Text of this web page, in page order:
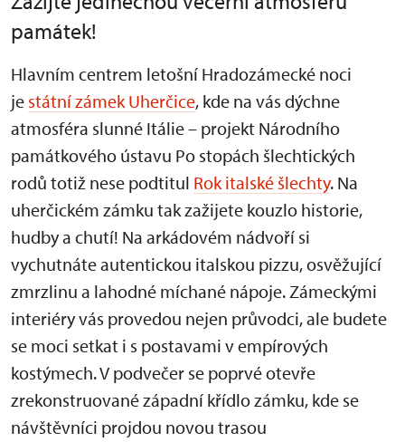
památek!
Hlavním centrem letošní Hradozámecké noci
je státní zámek Uherčice, kde na vás dýchne
atmosféra slunné Itálie – projekt Národního
památkového ústavu Po stopách šlechtických
rodů totiž nese podtitul Rok italské šlechty. Na
uherčickém zámku tak zažijete kouzlo historie,
hudby a chutí! Na arkádovém nádvoří si
vychutnáte autentickou italskou pizzu, osvěžující
zmrzlinu a lahodné míchané nápoje. Zámeckými
interiéry vás provedou nejen průvodci, ale budete
se moci setkat i s postavami v empírových
kostýmech. V podvečer se poprvé otevře
zrekonstruované západní křídlo zámku, kde se
návštěvníci projdou novou trasou